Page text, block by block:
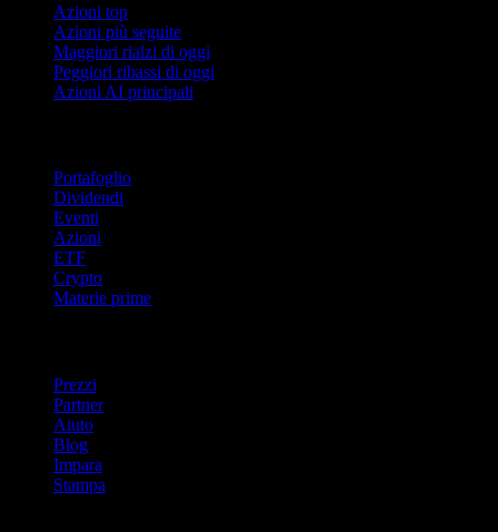
Azioni top
Azioni più seguite
Maggiori rialzi di oggi
Peggiori ribassi di oggi
Azioni AI principali
Portafoglio
Dividendi
Eventi
Azioni
ETF
Crypto
Materie prime
Prezzi
Partner
Aiuto
Blog
Impara
Stampa